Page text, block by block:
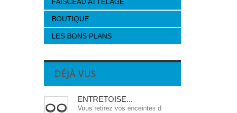
FAISCEAU ATTELAGE
BOUTIQUE
LES BONS PLANS
DÉJÀ VUS
ENTRETOISE...
Vous retirez vos enceintes d